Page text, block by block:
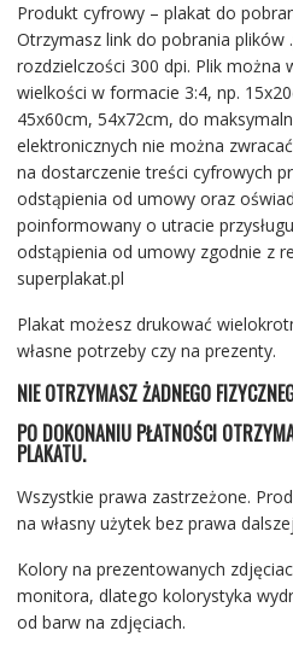
Produkt cyfrowy – plakat do
Otrzymasz link do pobrania plików
rozdzielczości 300 dpi. Plik można
wielkości w formacie 3:4, np.
45x60cm, 54x72cm, do
elektronicznych nie można
na dostarczenie treści cyfrowych
odstąpienia od umowy oraz
poinformowany o utracie
odstąpienia od umowy zgodnie z
superplakat.pl
Plakat możesz drukować
własne potrzeby czy na prezenty.
NIE OTRZYMASZ ŻADNEGO
PO DOKONANIU PŁATNOŚCI
PLAKATU.
Wszystkie prawa zastrzeżone.
na własny użytek bez prawa
Kolory na prezentowanych
monitora, dlatego kolorystyka
od barw na zdjęciach.